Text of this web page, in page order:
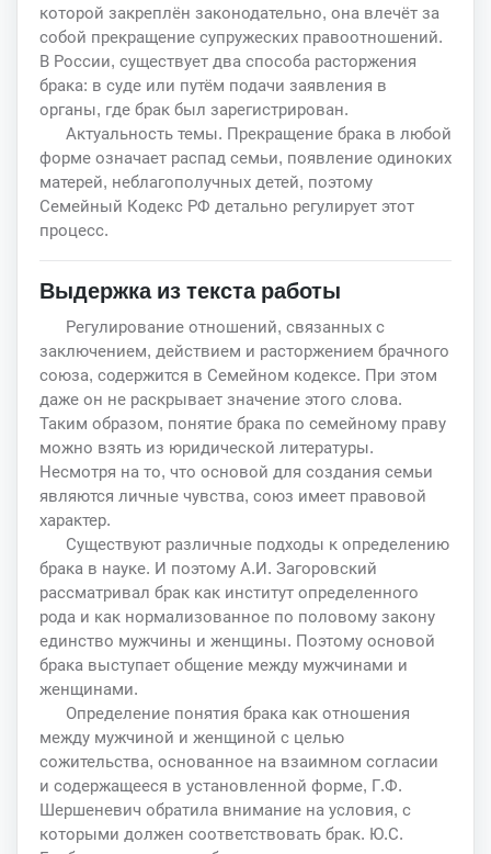
которой закреплён законодательно, она влечёт за
собой прекращение супружеских правоотношений.
В России, существует два способа расторжения
брака: в суде или путём подачи заявления в
органы, где брак был зарегистрирован.
Актуальность темы. Прекращение брака в любой
форме означает распад семьи, появление одиноких
матерей, неблагополучных детей, поэтому
Семейный Кодекс РФ детально регулирует этот
процесс.
Выдержка из текста работы
Регулирование отношений, связанных с
заключением, действием и расторжением брачного
союза, содержится в Семейном кодексе. При этом
даже он не раскрывает значение этого слова.
Таким образом, понятие брака по семейному праву
можно взять из юридической литературы.
Несмотря на то, что основой для создания семьи
являются личные чувства, союз имеет правовой
характер.
Существуют различные подходы к определению
брака в науке. И поэтому А.И. Загоровский
рассматривал брак как институт определенного
рода и как нормализованное по половому закону
единство мужчины и женщины. Поэтому основой
брака выступает общение между мужчинами и
женщинами.
Определение понятия брака как отношения
между мужчиной и женщиной с целью
сожительства, основанное на взаимном согласии
и содержащееся в установленной форме, Г.Ф.
Шершеневич обратила внимание на условия, с
которыми должен соответствовать брак. Ю.С.